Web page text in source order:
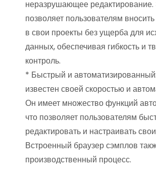
неразрушающее редактирование.
позволяет пользователям
в свои проекты без ущерба для
данных, обеспечивая гибкость и
контроль.
* Быстрый и
известен своей скоростью и
Он имеет множество функций
что позволяет пользователям
редактировать и настраивать
Встроенный браузер сэмплов
производственный процесс.